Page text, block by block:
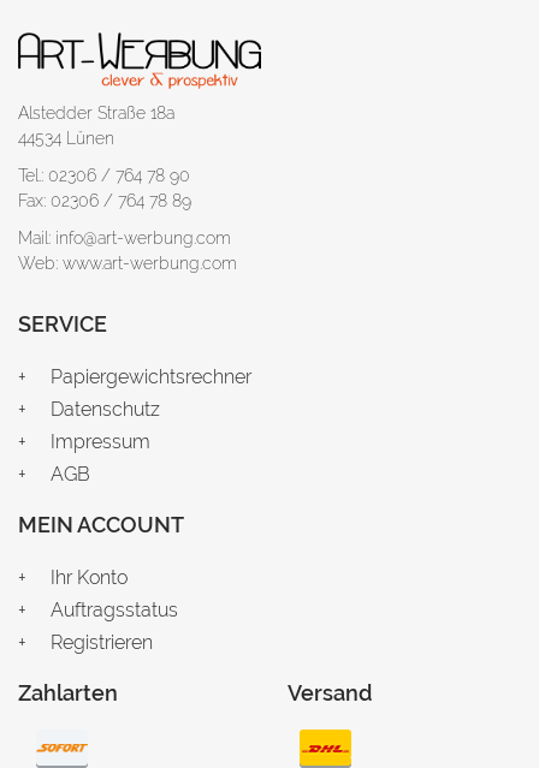
Alstedder Straße 18a
44534 Lünen
Tel.: 02306 / 764 78 90
Fax: 02306 / 764 78 89
Mail: info@art-werbung.com
Web: www.art-werbung.com
SERVICE
Papiergewichtsrechner
Datenschutz
Impressum
AGB
MEIN ACCOUNT
Ihr Konto
Auftragsstatus
Registrieren
Zahlarten Versand